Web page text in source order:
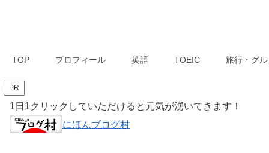
TOP プロフィール 英語 TOEIC 旅行・グ
PR
1日1クリックしていただけると元気が湧いてきます！
にほんブログ村